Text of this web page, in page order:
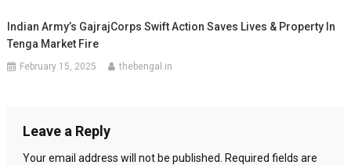
Indian Army’s GajrajCorps Swift Action Saves Lives & Property In
Tenga Market Fire
February 15, 2025 thebengal.in
Leave a Reply
Your email address will not be published.
Required fields are